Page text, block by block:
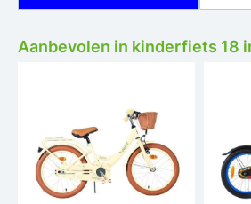
Aanbevolen in kinderfiets 18